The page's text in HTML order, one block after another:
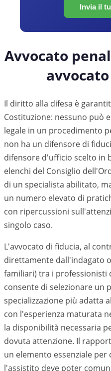
Invia il
Avvocato
Il diritto alla difesa è
Costituzione: nessuno può
legale in un procedimento
non ha un difensore di
difensore d'ufficio scelto in
elenchi del Consiglio
di un specialista abilitato,
un numero elevato di
con ripercussioni
singolo caso.
L'avvocato di fiducia, al
direttamente dall'indagato
familiari) tra i professionisti
consente di selezionare un
specializzazione più adatta
con l'esperienza maturata
la disponibilità necessaria
dovuta attenzione. Il
un elemento essenziale
l'assistito deve poter